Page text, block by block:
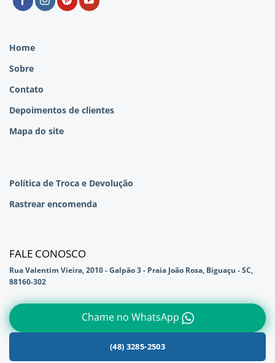
Home
Sobre
Contato
Depoimentos de clientes
Mapa do site
Política de Troca e Devolução
Rastrear encomenda
FALE CONOSCO
Rua Valentim Vieira, 2010 - Galpão 3 - Praia João Rosa, Biguaçu - SC,
88160-302
Chame no WhatsApp
(48) 3285-2503